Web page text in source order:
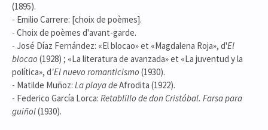
(1895).
- Emilio Carrere: [choix de poèmes].
- Choix de poèmes d'avant-garde.
- José Díaz Fernández: «El blocao» et «Magdalena Roja», d'El
blocao (1928) ; «La literatura de avanzada» et «La juventud y la
política», d'El nuevo romanticismo (1930).
- Matilde Muñoz: La playa deAfrodita (1922).
- Federico García Lorca: Retablillo de don Cristóbal. Farsa para
guiñol(1930).